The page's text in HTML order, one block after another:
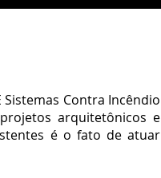
Contra Incêndio
arquitetônicos e
é o fato de atuar